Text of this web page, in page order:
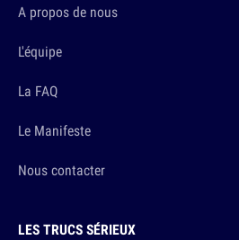
A propos de nous
L'équipe
La FAQ
Le Manifeste
Nous contacter
LES TRUCS SÉRIEUX